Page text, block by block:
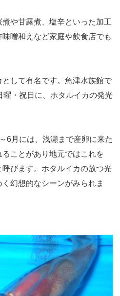
や甘露煮、塩辛といった加工
噌和えなど家庭や飲食店でも
して有名です。魚津水族館で
曜・祝日に、ホタルイカの発光
6月には、浅瀬まで産卵に来た
ことがあり地元ではこれを
呼びます。ホタルイカの放つ光
幻想的なシーンがみられま